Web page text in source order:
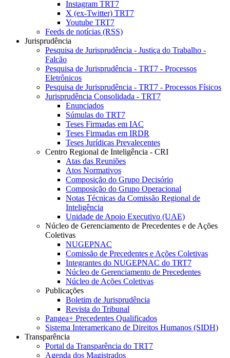
Instagram TRT7
X (ex-Twitter) TRT7
Youtube TRT7
Feeds de notícias (RSS)
Jurisprudência
Pesquisa de Jurisprudência - Justiça do Trabalho -
Falcão
Pesquisa de Jurisprudência - TRT7 - Processos
Eletrônicos
Pesquisa de Jurisprudência - TRT7 - Processos Físicos
Jurisprudência Consolidada - TRT7
Enunciados
Súmulas do TRT7
Teses Firmadas em IAC
Teses Firmadas em IRDR
Teses Jurídicas Prevalecentes
Centro Regional de Inteligência - CRI
Atas das Reuniões
Atos Normativos
Composição do Grupo Decisório
Composição do Grupo Operacional
Notas Técnicas da Comissão Regional de
Inteligência
Unidade de Apoio Executivo (UAE)
Núcleo de Gerenciamento de Precedentes e de Ações
Coletivas
NUGEPNAC
Comissão de Precedentes e Ações Coletivas
Integrantes do NUGEPNAC do TRT7
Núcleo de Gerenciamento de Precedentes
Núcleo de Ações Coletivas
Publicações
Boletim de Jurisprudência
Revista do Tribunal
Pangea+ Precedentes Qualificados
Sistema Interamericano de Direitos Humanos (SIDH)
Transparência
Portal da Transparência do TRT7
Agenda dos Magistrados